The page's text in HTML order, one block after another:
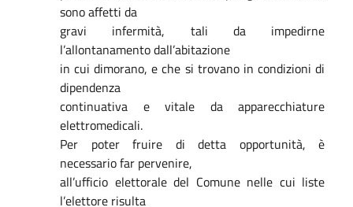
sono affetti da
gravi infermità, tali da impedirne
l’allontanamento dall’abitazione
in cui dimorano, e che si trovano in condizioni di
dipendenza
continuativa e vitale da apparecchiature
elettromedicali.
Per poter fruire di detta opportunità, è
necessario far pervenire,
all’ufficio elettorale del Comune nelle cui liste
l’elettore risulta